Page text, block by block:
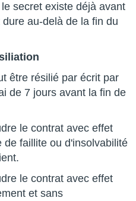
secret existe déjà avant
au-delà de la fin du
être résilié par écrit par
de 7 jours avant la fin de
le contrat avec effet
de faillite ou d'insolvabilité
le contrat avec effet
et sans